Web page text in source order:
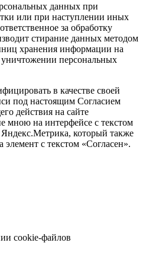
данных при
или при наступлении иных
за обработку
стирание данных методом
хранения информации на
уничтожении персональных
в качестве своей
под настоящим Согласием
действия на сайте
мною на интерфейсе с текстом
который также
с текстом «Согласен».
cookie-файлов